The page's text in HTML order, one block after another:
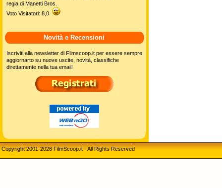
regia di Manetti Bros.
Voto Visitatori: 8,0
Novità e Recensioni
Iscriviti alla newsletter di Filmscoop.it per essere sempre
aggiornarto su nuove uscite, novità, classifiche
direttamente nella tua email!
Copyright 2001-2026 FilmScoop.it - All Rights Reserved